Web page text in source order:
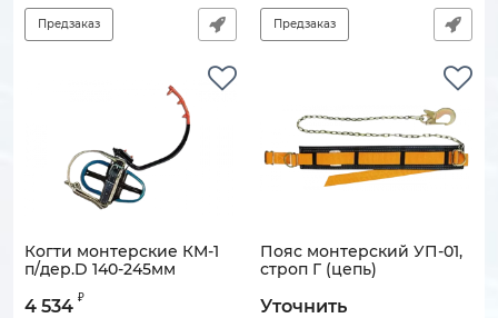
Предзаказ Предзаказ
Когти монтерские КМ-1
п/дер.D 140-245мм
Артикул:
4 534 ₽
Пояс монтерский УП-01,
строп Г (цепь)
Уточнить